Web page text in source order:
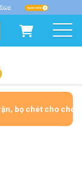
bọ chét cho chó